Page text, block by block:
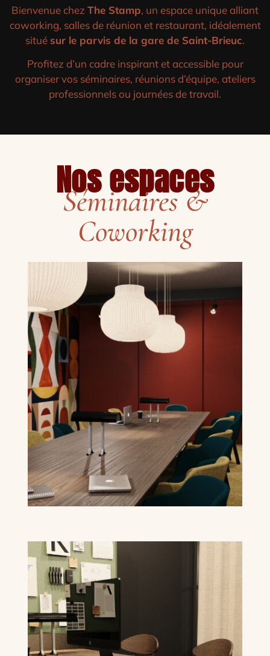
Bienvenue chez The Stamp, un espace unique alliant
coworking, salles de réunion et restaurant, idéalement
situé sur le parvis de la gare de Saint-Brieuc.
Profitez d’un cadre inspirant et accessible pour
organiser vos séminaires, réunions d’équipe, ateliers
professionnels ou journées de travail.
Nos espaces
Séminaires &
Coworking